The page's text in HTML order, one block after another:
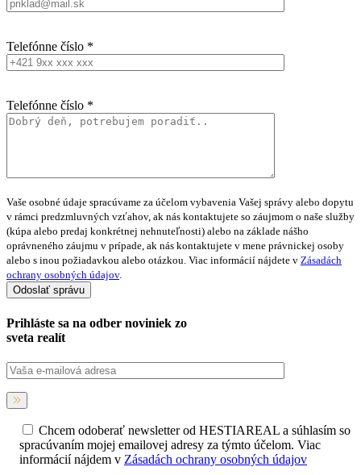
Telefónne číslo *
Telefónne číslo *
Vaše osobné údaje spracúvame za účelom vybavenia Vašej správy alebo dopytu
v rámci predzmluvných vzťahov, ak nás kontaktujete so záujmom o naše služby
(kúpa alebo predaj konkrétnej nehnuteľnosti) alebo na základe nášho
oprávneného záujmu v prípade, ak nás kontaktujete v mene právnickej osoby
alebo s inou požiadavkou alebo otázkou. Viac informácií nájdete v Zásadách
ochrany osobných údajov.
Prihláste sa na odber noviniek zo
sveta realít
Chcem odoberať newsletter od HESTIAREAL a súhlasím so
spracúvaním mojej emailovej adresy za týmto účelom. Viac
informácií nájdem v Zásadách ochrany osobných údajov